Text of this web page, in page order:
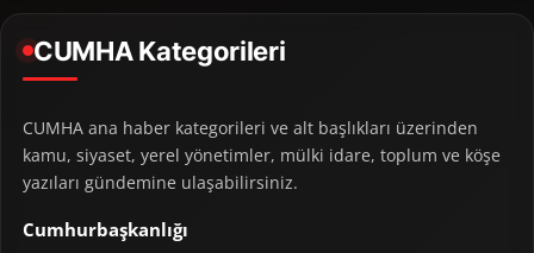
CUMHA Kategorileri
CUMHA ana haber kategorileri ve alt başlıkları üzerinden
kamu, siyaset, yerel yönetimler, mülki idare, toplum ve köşe
yazıları gündemine ulaşabilirsiniz.
Cumhurbaşkanlığı